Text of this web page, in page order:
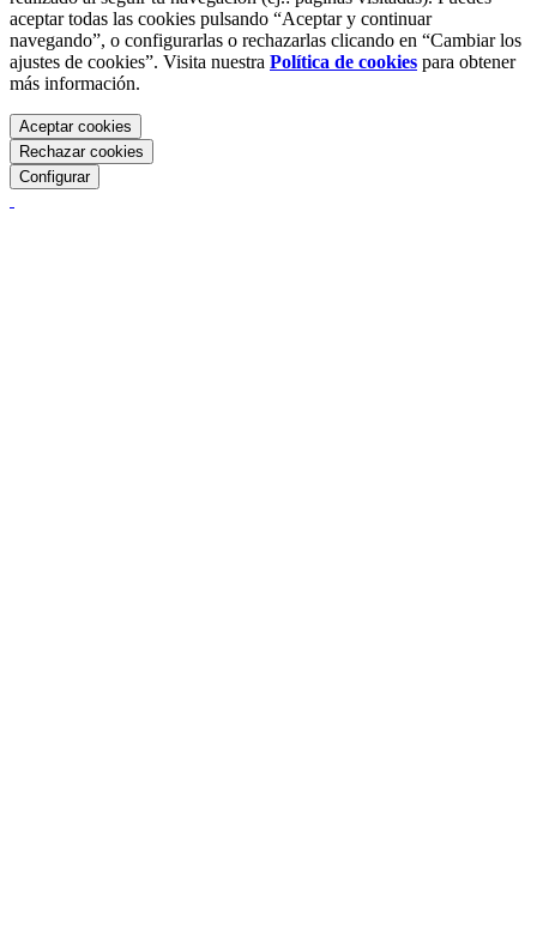
aceptar todas las cookies pulsando “Aceptar y continuar
navegando”, o configurarlas o rechazarlas clicando en “Cambiar los
ajustes de cookies”. Visita nuestra Política de cookies para obtener
más información.
Aceptar cookies
Rechazar cookies
Configurar